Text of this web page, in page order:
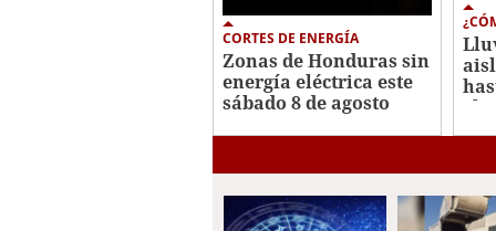
CORTES DE ENERGÍA
Zonas de Honduras sin
energía eléctrica este
sábado 8 de agosto
el